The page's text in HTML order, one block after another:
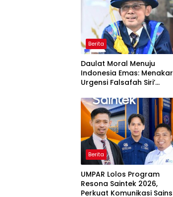
Berita
Daulat Moral Menuju
Indonesia Emas: Menakar
Urgensi Falsafah Siri’
Ancaman Kleptokrasi
Berita
UMPAR Lolos Program
Resona Saintek 2026,
Perkuat Komunikasi Sains